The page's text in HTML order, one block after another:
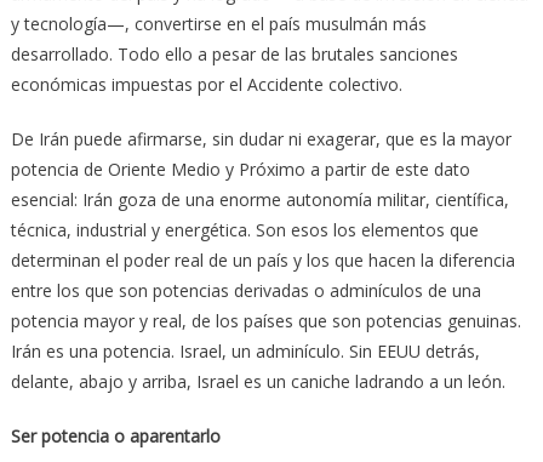
y tecnología—, convertirse en el país musulmán más
desarrollado. Todo ello a pesar de las brutales sanciones
económicas impuestas por el Accidente colectivo.
De Irán puede afirmarse, sin dudar ni exagerar, que es la mayor
potencia de Oriente Medio y Próximo a partir de este dato
esencial: Irán goza de una enorme autonomía militar, científica,
técnica, industrial y energética. Son esos los elementos que
determinan el poder real de un país y los que hacen la diferencia
entre los que son potencias derivadas o adminículos de una
potencia mayor y real, de los países que son potencias genuinas.
Irán es una potencia. Israel, un adminículo. Sin EEUU detrás,
delante, abajo y arriba, Israel es un caniche ladrando a un león.
Ser potencia o aparentarlo